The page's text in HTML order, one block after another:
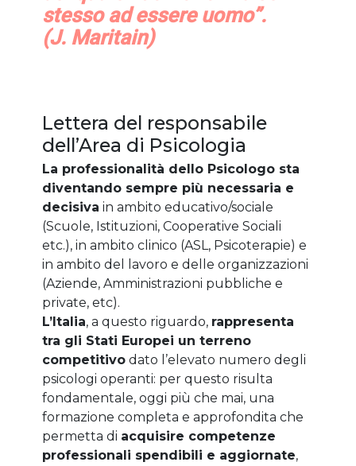
stesso ad essere uomo”.
(J. Maritain)
Lettera del responsabile
dell’Area di Psicologia
La professionalità dello Psicologo sta
diventando sempre più necessaria e
decisiva in ambito educativo/sociale
(Scuole, Istituzioni, Cooperative Sociali
etc.), in ambito clinico (ASL, Psicoterapie) e
in ambito del lavoro e delle organizzazioni
(Aziende, Amministrazioni pubbliche e
private, etc).
L’Italia, a questo riguardo, rappresenta
tra gli Stati Europei un terreno
competitivodato l’elevato numero degli
psicologi operanti: per questo risulta
fondamentale, oggi più che mai, una
formazione completa e approfondita che
permetta di acquisire competenze
professionali spendibili e aggiornate,